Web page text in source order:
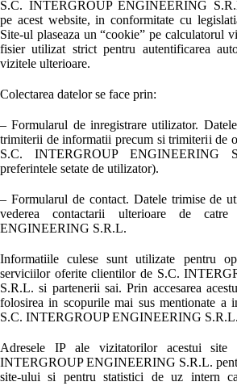
S.C. INTERGROUP ENGINEERING
pe acest website, in conformitate cu
Site-ul plaseaza un “cookie” pe calculatorul
fisier utilizat strict pentru autentificarea
vizitele ulterioare.
Colectarea datelor se face prin:
– Formularul de inregistrare utilizator.
trimiterii de informatii precum si trimiterii de
S.C. INTERGROUP ENGINEERING
preferintele setate de utilizator).
– Formularul de contact. Datele trimise de
vederea contactarii ulterioare de
ENGINEERING S.R.L.
Informatiile culese sunt utilizate pentru
serviciilor oferite clientilor de S.C.
S.R.L. si partenerii sai. Prin accesarea
folosirea in scopurile mai sus mentionate a
S.C. INTERGROUP ENGINEERING S.R.L.
Adresele IP ale vizitatorilor acestui
INTERGROUP ENGINEERING S.R.L.
site-ului si pentru statistici de uz intern